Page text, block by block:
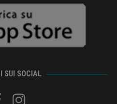
SUI SOCIAL